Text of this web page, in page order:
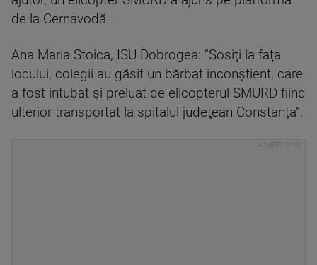
de la Cernavodă.
Ana Maria Stoica, ISU Dobrogea: ”Sosiţi la faţa
locului, colegii au găsit un bărbat inconştient, care
a fost intubat şi preluat de elicopterul SMURD fiind
ulterior transportat la spitalul judeţean Constanța”.